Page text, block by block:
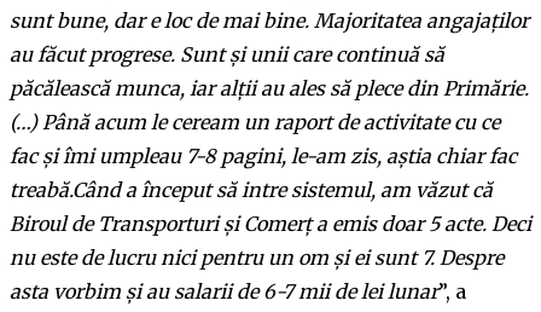
sunt bune, dar e loc de mai bine. Majoritatea angajaților
au făcut progrese. Sunt și unii care continuă să
păcălească munca, iar alții au ales să plece din Primărie.
(…) Până acum le ceream un raport de activitate cu ce
fac și îmi umpleau 7-8 pagini, le-am zis, aștia chiar fac
treabă.Când a început să intre sistemul, am văzut că
Biroul de Transporturi și Comerț a emis doar 5 acte. Deci
nu este de lucru nici pentru un om și ei sunt 7. Despre
asta vorbim și au salarii de 6-7 mii de lei lunar”, a